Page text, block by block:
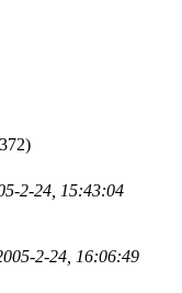
2-24, 15:43:04
2-24, 16:06:49